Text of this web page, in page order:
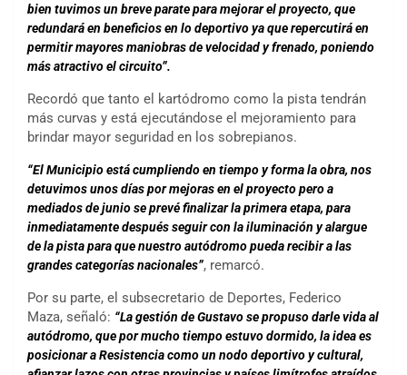
bien tuvimos un breve parate para mejorar el proyecto, que
redundará en beneficios en lo deportivo ya que repercutirá en
permitir mayores maniobras de velocidad y frenado, poniendo
más atractivo el circuito”.
Recordó que tanto el kartódromo como la pista tendrán
más curvas y está ejecutándose el mejoramiento para
brindar mayor seguridad en los sobrepianos.
“El Municipio está cumpliendo en tiempo y forma la obra, nos
detuvimos unos días por mejoras en el proyecto pero a
mediados de junio se prevé finalizar la primera etapa, para
inmediatamente después seguir con la iluminación y alargue
de la pista para que nuestro autódromo pueda recibir a las
grandes categorías nacionales”, remarcó.
Por su parte, el subsecretario de Deportes, Federico
Maza, señaló: “La gestión de Gustavo se propuso darle vida al
autódromo, que por mucho tiempo estuvo dormido, la idea es
posicionar a Resistencia como un nodo deportivo y cultural,